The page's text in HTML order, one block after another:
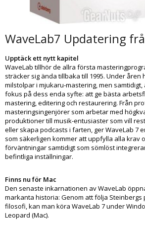
WaveLab7 Updatering
Upptäck ett nytt kapitel
WaveLab tillhör de allra första
sträcker sig ända tillbaka till 1995. Under åren
milstolpar i mjukaru-mastering, men
fokus på dess enda syfte: att ge bästa
mastering, editering och restaurering. Från
masteringsingenjörer som arbetar med
produktioner till musik-entusiaster som vill
eller skapa podcasts i farten, ger WaveLab 7
som säkerligen kommer att uppfylla alla krav
förväntningar samtidigt som sömlöst
befintliga inställningar.
Finns nu för Mac
Den senaste inkarnationen av WaveLab
markanta historia: Genom att följa
filosofi, kan man köra WaveLab 7 under
Leopard (Mac).